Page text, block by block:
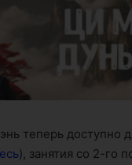
теперь доступно
), занятия со 2-го